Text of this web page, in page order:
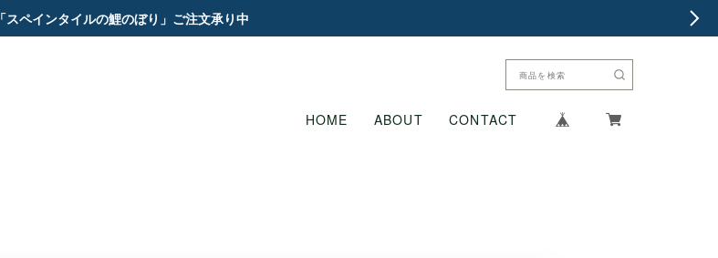
「スペインタイルの鯉のぼり」ご注文承り中
HOME ABOUT CONTACT